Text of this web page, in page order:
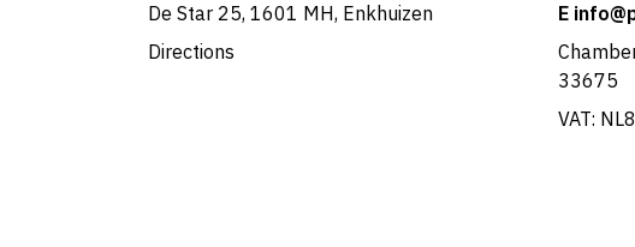
De Star 25, 1601 MH, Enkhuizen
Directions
E
33675
VAT: